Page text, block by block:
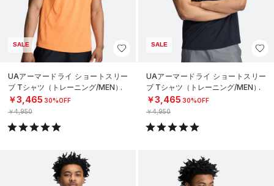
SALE
UAアーマードライ ショートスリー
ブ Tシャツ（トレーニング/MEN）
￥3,465 30%OFF
￥4,950
SALE
UAアーマードライ ショートスリー
ブ Tシャツ（トレーニング/MEN）
￥3,465 30%OFF
￥4,950